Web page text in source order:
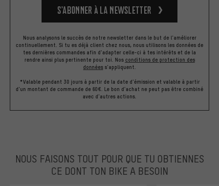
S’abonner à la newsletter
Nous analysons le succès de notre newsletter dans le but de l'améliorer
continuellement. Si tu es déjà client chez nous, nous utilisons les données de
tes dernières commandes afin d'adapter celle-ci à tes intérêts et de la
rendre ainsi plus pertinente pour toi. Nos conditions de protection des
données s'appliquent.
*Valable pendant 30 jours à partir de la date d'émission et valable à partir
d'un montant de commande de 60€. Le bon d'achat ne peut pas être combiné
avec d'autres actions.
NOUS FAISONS TOUT POUR QUE TU OBTIENNES
CE DONT TON BIKE A BESOIN